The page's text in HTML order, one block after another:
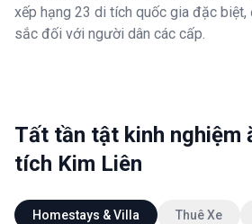
xếp hạng 23 di tích quốc gia đặc
sắc đối với người dân các cấp.
Tất tần tật kinh nghiệm
tích Kim Liên
Homestays & Villa Thuê Xe